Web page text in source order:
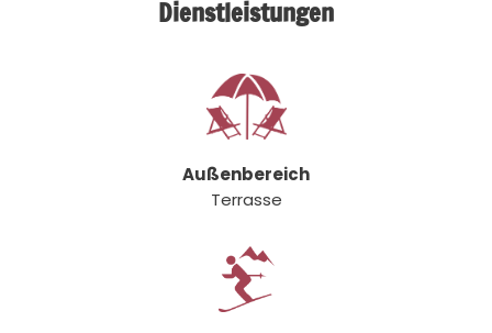
Dienstleistungen
Außenbereich
Terrasse